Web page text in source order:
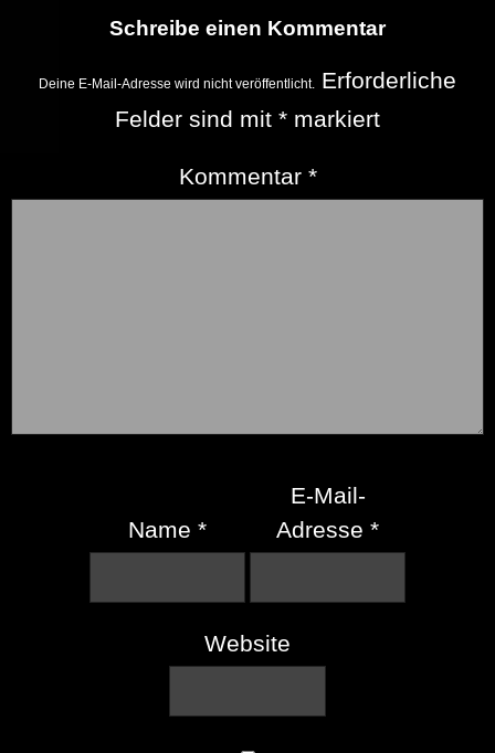
Schreibe einen Kommentar
Deine E-Mail-Adresse wird nicht veröffentlicht. Erforderliche
Felder sind mit * markiert
Kommentar *
Name *
E-Mail-
Adresse*
Website